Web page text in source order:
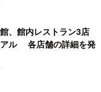
、館内レストラン3店
アル 各店舗の詳細を発